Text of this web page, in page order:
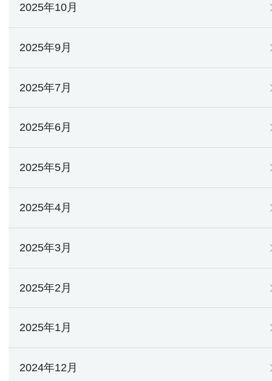
2025年10月
2025年9月
2025年7月
2025年6月
2025年5月
2025年4月
2025年3月
2025年2月
2025年1月
2024年12月